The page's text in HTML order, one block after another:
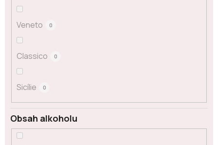
Veneto 0
Classico 0
Sicílie 0
Obsah alkoholu